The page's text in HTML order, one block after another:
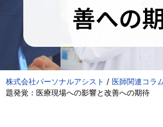
善への
株式会社パーソナルアシスト / 医師関連コラ
題発覚：医療現場への影響と改善への期待